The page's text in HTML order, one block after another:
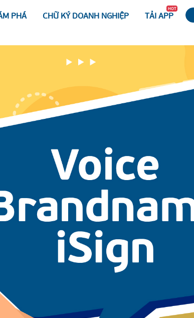
PHÁ CHỮ KÝ DOANH NGHIỆP TẢI APP
HOT